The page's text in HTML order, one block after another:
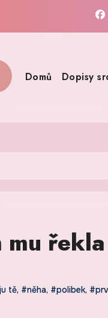
Domů Dopisy
tě, #něha, #polibek,